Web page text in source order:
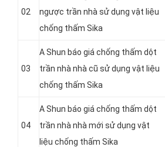
02
ngược trần nhà sử dụng vật liệu
chống thấm Sika
03
A Shun báo giá chống thấm dột
trần nhà nhà cũ sử dụng vật liệu
chống thấm Sika
04
A Shun báo giá chống thấm dột
trần nhà nhà mới sử dụng vật
liệu chống thấm Sika